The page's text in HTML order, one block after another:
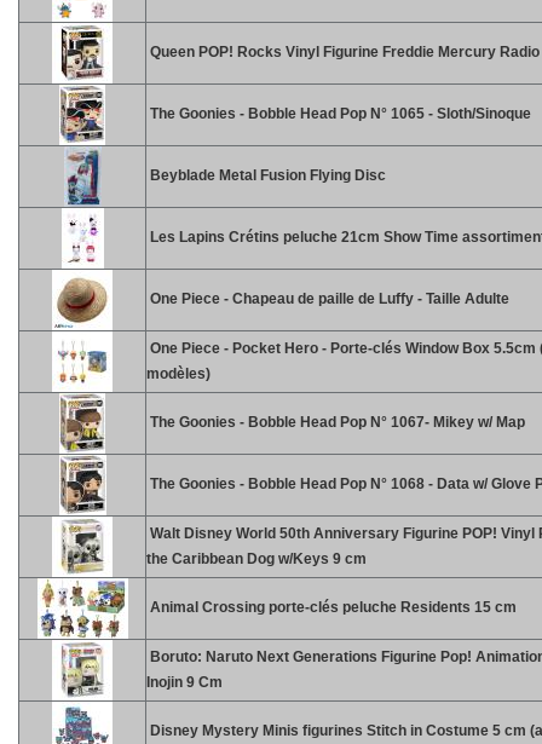
Queen POP! Rocks Vinyl Figurine Freddie Mercury
The Goonies - Bobble Head Pop N° 1065 - Sloth/Sinoque
Beyblade Metal Fusion Flying Disc
Les Lapins Crétins peluche 21cm Show Time
One Piece - Chapeau de paille de Luffy - Taille Adulte
One Piece - Pocket Hero - Porte-clés Window Box
modèles)
The Goonies - Bobble Head Pop N° 1067- Mikey w/ Map
The Goonies - Bobble Head Pop N° 1068 - Data w/ Glove
Walt Disney World 50th Anniversary Figurine POP! Vinyl
the Caribbean Dog w/Keys 9 cm
Animal Crossing porte-clés peluche Residents 15 cm
Boruto: Naruto Next Generations Figurine Pop!
Inojin 9 Cm
Disney Mystery Minis figurines Stitch in Costume 5 cm